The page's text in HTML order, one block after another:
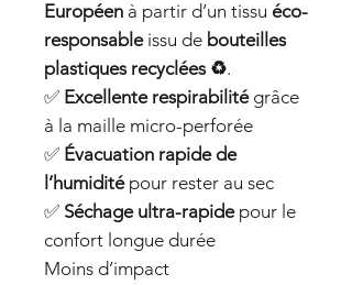
Européen à partir d’un tissu éco-
responsableissu de bouteilles
plastiques recyclées ♻️.
✅ Excellente respirabilitégrâce
à la maille micro-perforée
✅ Évacuation rapide de
l’humiditépour rester au sec
✅ Séchage ultra-rapidepour le
confort longue durée
Moins d’impact